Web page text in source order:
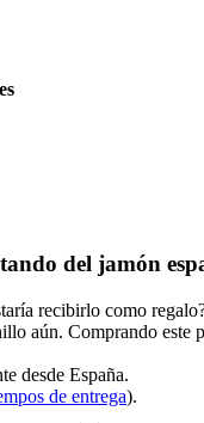
del jamón
recibirlo como
aún. Comprando este
desde España.
de entrega).